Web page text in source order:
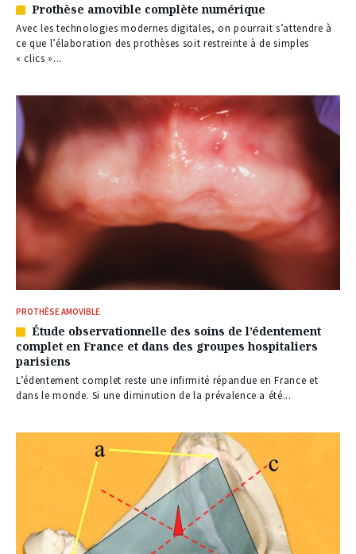
Article
réservé
à
nos
Prothèse amovible complète numérique
Avec les technologies modernes digitales, on pourrait s’attendre à
ce que l’élaboration des prothèses soit restreinte à de simples
« clics »...
PROTHÈSE AMOVIBLE
Article
réservé
à
nos
abonnés
Étude observationnelle des soins de l’édentement
complet en France et dans des groupes hospitaliers
parisiens
L’édentement complet reste une infirmité répandue en France et
dans le monde. Si une diminution de la prévalence a été...